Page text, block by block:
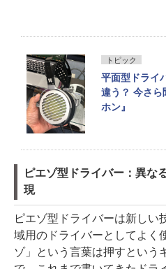
トピック
平面型ドライ
違う？ 今さら
ホン』
ピエゾ型ドライバー：異な
現
ピエゾ型ドライバーは新しい
域用のドライバーとしてよく
ゾ」という言葉は押すという